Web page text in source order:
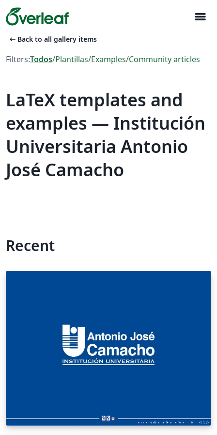
menu
arrow_left_alt Back to all gallery items
Filters:Todos/Plantillas/Examples/Community articles
LaTeX templates and
examples — Institución
Universitaria Antonio
José Camacho
Recent